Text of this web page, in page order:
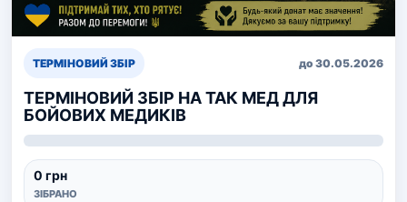
ТЕРМІНОВИЙ ЗБІР до 30.05.2026
ТЕРМІНОВИЙ ЗБІР НА ТАК МЕД ДЛЯ
БОЙОВИХ МЕДИКІВ
0 грн
ЗІБРАНО